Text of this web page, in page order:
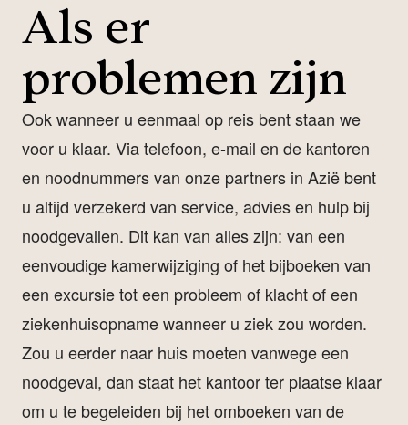
Als er
problemen zijn
Ook wanneer u eenmaal op reis bent staan we
voor u klaar. Via telefoon, e-mail en de kantoren
en noodnummers van onze partners in Azië bent
u altijd verzekerd van service, advies en hulp bij
noodgevallen. Dit kan van alles zijn: van een
eenvoudige kamerwijziging of het bijboeken van
een excursie tot een probleem of klacht of een
ziekenhuisopname wanneer u ziek zou worden.
Zou u eerder naar huis moeten vanwege een
noodgeval, dan staat het kantoor ter plaatse klaar
om u te begeleiden bij het omboeken van de